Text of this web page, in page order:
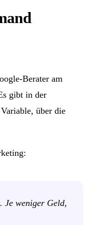
Berater am
gibt in der
über die
Je weniger Geld,